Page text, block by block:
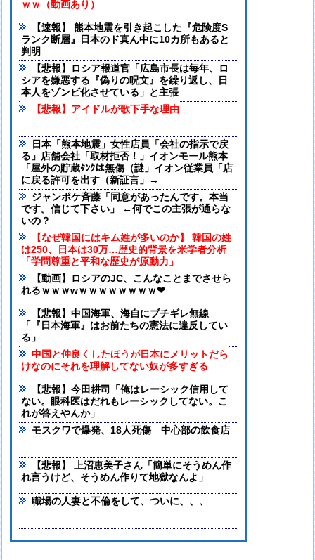
ｗｗ（動画あり）
【速報】 熊本地震を引き起こした『危険度S
ランク断層』日本のド真ん中に10カ所もあると
判明
【悲報】ロシア報道官「広島市長は毎年、ロ
シアを嫌悪する『偽りの呪文』を繰り返し、日
本人をゾンビ化させている」と主張
【悲報】アイドルが歌下手な理由
日本「熊本地震」女性店員「会社の指示で戻
る」店舗会社「取材拒否！」イオンモール熊本
「屋外の貯蔵ﾀﾝｸは無傷（謎」イオン従業員「店
に戻る許可を出す（新証言」→
ジャンポケ斉藤「同意があったんです。本当
です。信じて下さい」 ←何でこの主張が通らな
いの？
【なぜ韓国にはキム姓が多いのか】 韓国の姓
は250、日本は30万…歴史的背景を米学者分析
「学問尊重と平和な歴史が原動力」
【動画】ロシアのJC、こんなことまでさせら
れるｗｗｗwｗｗｗｗｗｗｗｗ❤
【悲報】中国海軍、海自にブチギレ無線
「『日本海軍』はお前たちの憲法に違反してい
る」
中国と仲良くしたほうが日本にメリットだら
けなのにそれを理解してない奴が多すぎる
【悲報】今田耕司「俺はレーシック信用して
ない。眼科医はだれもレーシックしてない。こ
れが答えやんか」
モスクワで爆発、18人死傷 中心部の飲食店
【悲報】 上沼恵美子さん「簡単にそうめん作
れ言うけど、そうめん作りて地獄なんよ」
職場の人妻と不倫をして、ついに、、、